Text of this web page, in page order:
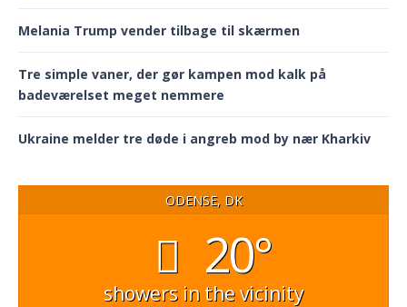
Melania Trump vender tilbage til skærmen
Tre simple vaner, der gør kampen mod kalk på
badeværelset meget nemmere
Ukraine melder tre døde i angreb mod by nær Kharkiv
ODENSE, DK
20°
showers in the vicinity